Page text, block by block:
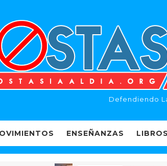
Defendiendo
ENSEÑANZAS